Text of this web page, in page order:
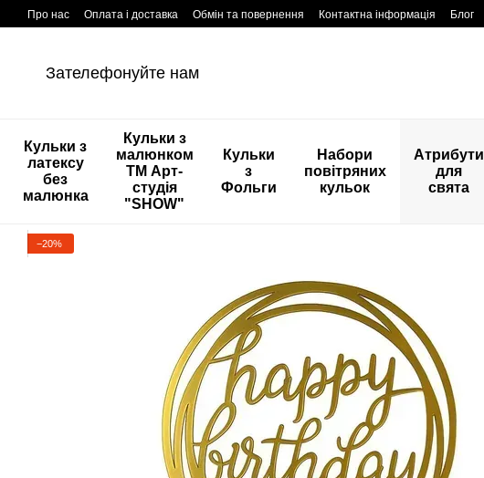
Перейти к основному контенту
Про нас Оплата і доставка Обмін та повернення Контактна інформація Блог
Зателефонуйте нам
Кульки з
латексу
без
малюнка
Кульки з
малюнком
ТМ Арт-
студія
"SHOW"
Кульки
з
Фольги
Набори
повітряних
кульок
Атрибути
для
свята
−20%